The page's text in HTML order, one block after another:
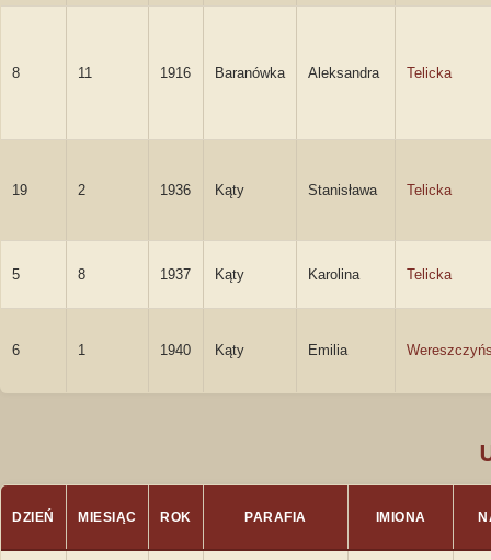
8 11 1916 Baranówka Aleksandra Telicka
19 2 1936 Kąty Stanisława Telicka
5 8 1937 Kąty Karolina Telicka
6 1 1940 Kąty Emilia
DZIEŃ MIESIĄC ROK PARAFIA IMIONA